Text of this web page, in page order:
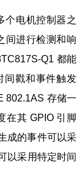
个电机控制器之
间进行检测和响
Q1 都能
间戳和事件触发
802.1AS 存储一
在其 GPIO 引脚
成的事件可以采
以采用特定时间